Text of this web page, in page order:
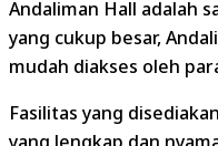
Andaliman Hall adalah
yang cukup besar,
mudah diakses oleh
Fasilitas yang